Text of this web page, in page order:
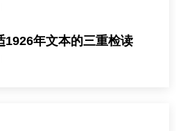
年文本的三重检读